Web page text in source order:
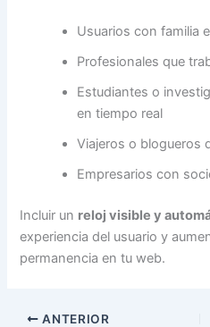
Usuarios con familia
Profesionales que
Estudiantes o
en tiempo real
Viajeros o blogueros
Empresarios con
Incluir un reloj visible y
experiencia del usuario y
permanencia en tu web.
ANTERIOR